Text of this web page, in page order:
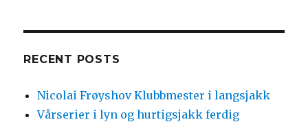
RECENT POSTS
Nicolai Frøyshov Klubbmester i langsjakk
Vårserier i lyn og hurtigsjakk ferdig